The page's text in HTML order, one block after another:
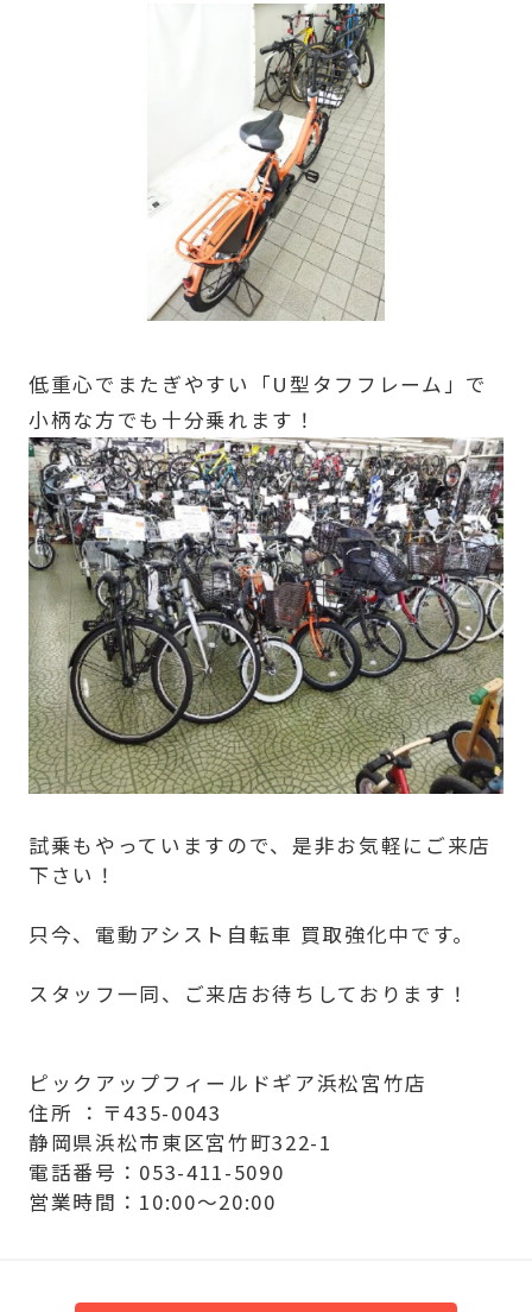
低重心でまたぎやすい「U型タフフレーム」で
小柄な方でも十分乗れます！
試乗もやっていますので、是非お気軽にご来店
下さい！
只今、電動アシスト自転車 買取強化中です。
スタッフ一同、ご来店お待ちしております！
ピックアップフィールドギア浜松宮竹店
住所 ：〒435-0043
静岡県浜松市東区宮竹町322-1
電話番号：053-411-5090
営業時間：10:00～20:00